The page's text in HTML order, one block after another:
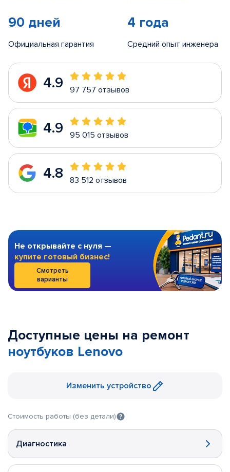
90 дней
Официальная гарантия
4 года
Средний опыт инженера
4.9 97 757 отзывов
4.9 95 015 отзывов
4.8 83 512 отзывов
Не открывайте с нуля —
купите готовый бизнес!
Смотреть
варианты
Доступные цены на ремонт
ноутбуков Lenovo
Изменить устройство
Стоимость работы (без детали)
Диагностика